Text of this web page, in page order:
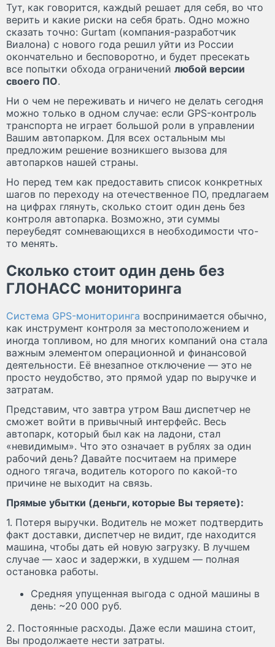
Тут, как говорится, каждый решает для себя, во что
верить и какие риски на себя брать. Одно можно
сказать точно: Gurtam (компания-разработчик
Виалона) с нового года решил уйти из России
окончательно и бесповоротно, и будет пресекать
все попытки обхода ограничений любой версии
своего ПО.
Ни о чем не переживать и ничего не делать сегодня
можно только в одном случае: если GPS-контроль
транспорта не играет большой роли в управлении
Вашим автопарком. Для всех остальным мы
предложим решение возникшего вызова для
автопарков нашей страны.
Но перед тем как предоставить список конкретных
шагов по переходу на отечественное ПО, предлагаем
на цифрах глянуть, сколько стоит один день без
контроля автопарка. Возможно, эти суммы
переубедят сомневающихся в необходимости что-
то менять.
Сколько стоит один день без
ГЛОНАСС мониторинга
Система GPS-мониторинга воспринимается обычно,
как инструмент контроля за местоположением и
иногда топливом, но для многих компаний она стала
важным элементом операционной и финансовой
деятельности. Её внезапное отключение — это не
просто неудобство, это прямой удар по выручке и
затратам.
Представим, что завтра утром Ваш диспетчер не
сможет войти в привычный интерфейс. Весь
автопарк, который был как на ладони, стал
«невидимым». Что это означает в рублях за один
рабочий день? Давайте посчитаем на примере
одного тягача, водитель которого по какой-то
причине не выходит на связь.
Прямые убытки (деньги, которые Вы теряете):
1. Потеря выручки. Водитель не может подтвердить
факт доставки, диспетчер не видит, где находится
машина, чтобы дать ей новую загрузку. В лучшем
случае — хаос и задержки, в худшем — полная
остановка работы.
Средняя упущенная выгода с одной машины в
день: ~20 000 руб.
2. Постоянные расходы. Даже если машина стоит,
Вы продолжаете нести затраты.